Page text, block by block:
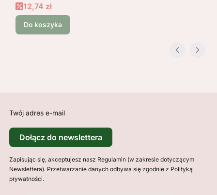
Cena promocyjna
12,74 zł
Do koszyka
Twój adres e-mail
Dołącz do newslettera
Zapisując się, akceptujesz nasz Regulamin (w zakresie dotyczącym
Newslettera). Przetwarzanie danych odbywa się zgodnie z Polityką
prywatności.